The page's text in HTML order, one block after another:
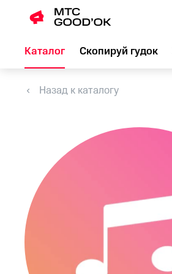
Каталог Скопируй гудок
Назад к каталогу